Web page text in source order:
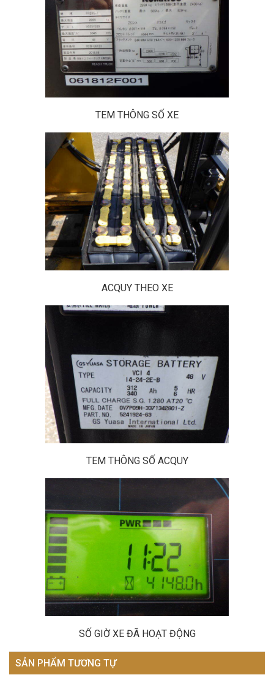
TEM THÔNG SỐ XE
ACQUY THEO XE
TEM THÔNG SỐ ACQUY
SỐ GIỜ XE ĐÃ HOẠT ĐỘNG
SẢN PHẨM TƯƠNG TỰ